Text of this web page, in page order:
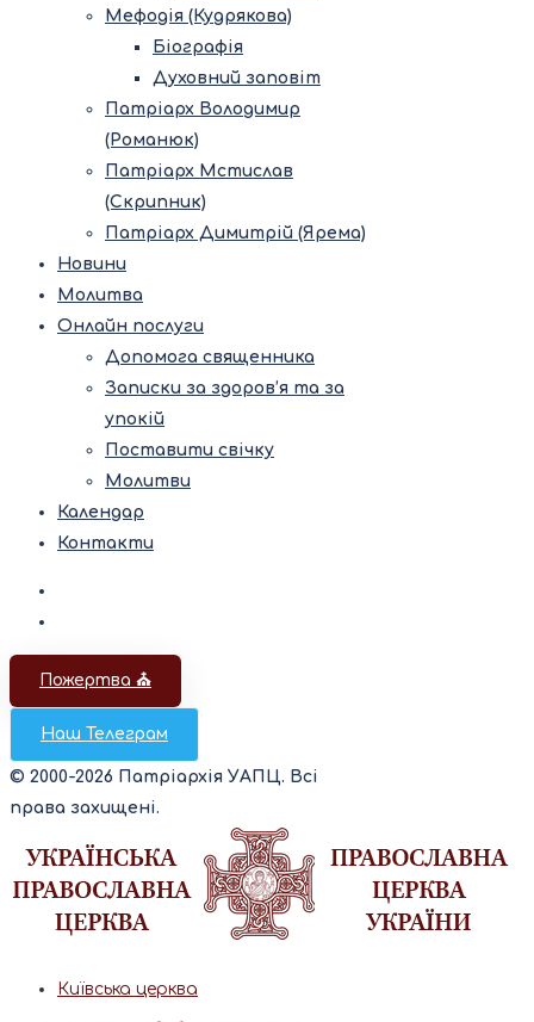
Мефодія (Кудрякова)
Біографія
Духовний заповіт
Патріарх Володимир
(Романюк)
Патріарх Мстислав
(Скрипник)
Патріарх Димитрій (Ярема)
Новини
Молитва
Онлайн послуги
Допомога священника
Записки за здоров’я та за
упокій
Поставити свічку
Молитви
Календар
Контакти
Пожертва ⛪️
Наш Телеграм
© 2000-2026 Патріархія УАПЦ. Всі
права захищені.
Київська церква